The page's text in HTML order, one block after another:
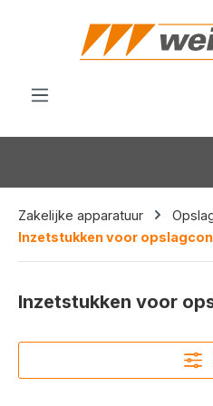
Zakelijke apparatuur
Inzetstukken voor
Inzetstukken voor